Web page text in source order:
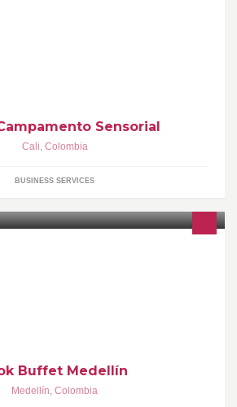
Sensorial
Cali, Colombia
BUSINESS SERVICES
Buffet Medellín
Medellín, Colombia